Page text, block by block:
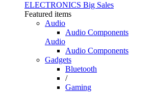
ELECTRONICS Big Sales
Featured items
Audio
Audio Components
Audio
Audio Components
Gadgets
Bluetooth
/
Gaming